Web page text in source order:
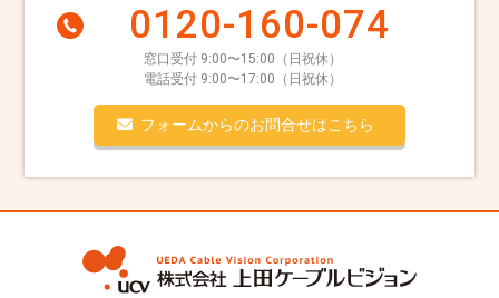
0120-160-074
窓口受付 9:00〜15:00（日祝休）
電話受付 9:00〜17:00（日祝休）
フォームからのお問合せはこちら